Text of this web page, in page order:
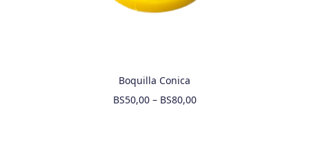
Boquilla Conica
BS50,00– BS80,00